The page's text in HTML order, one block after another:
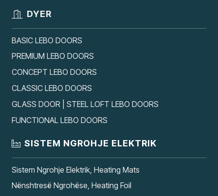
DYER
BASIC LEBO DOORS
PREMIUM LEBO DOORS
CONCEPT LEBO DOORS
CLASSIC LEBO DOORS
GLASS DOOR | STEEL LOFT LEBO DOORS
FUNCTIONAL LEBO DOORS
SISTEM NGROHJE ELEKTRIK
Sistem Ngrohje Elektrik, Heating Mats
Nënshtresë Ngrohëse, Heating Foil